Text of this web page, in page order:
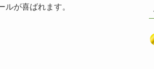
が喜ばれます。